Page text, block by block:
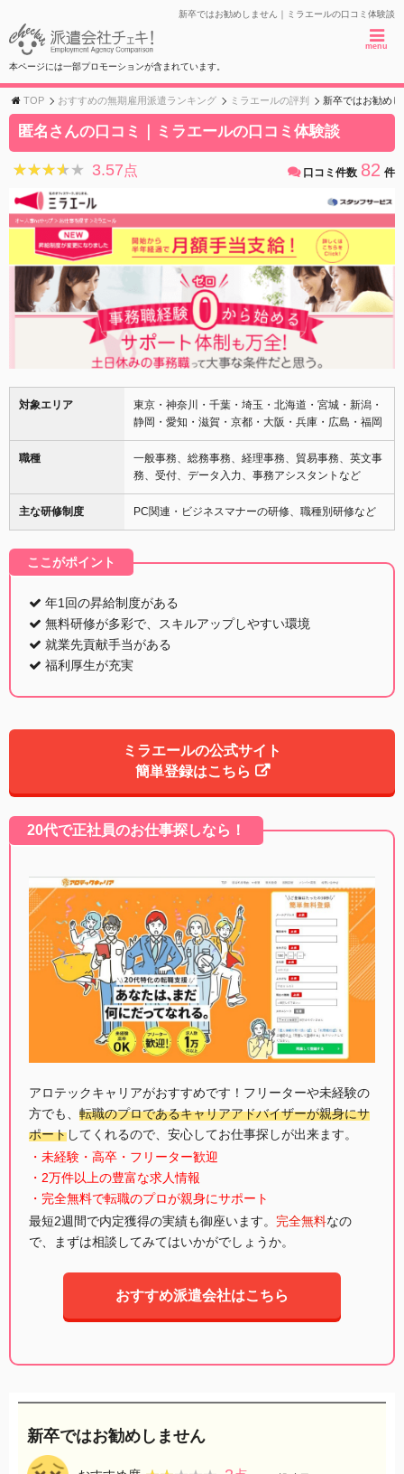
新卒ではお勧めしません｜ミラエールの口コミ体験談
menu
本ページには一部プロモーションが含まれています。
TOP おすすめの無期雇用派遣ランキング ミラエールの評判 新卒ではお勧め
匿名さんの口コミ｜ミラエールの口コミ体験談
★★★★★
★★★★★ 3.57点 口コミ件数 82 件
対象エリア
東京・神奈川・千葉・埼玉・北海道・宮城・新潟・
静岡・愛知・滋賀・京都・大阪・兵庫・広島・福岡
職種
一般事務、総務事務、経理事務、貿易事務、英文事
務、受付、データ入力、事務アシスタントなど
主な研修制度 PC関連・ビジネスマナーの研修、職種別研修など
ここがポイント
年1回の昇給制度がある
無料研修が多彩で、スキルアップしやすい環境
就業先貢献手当がある
福利厚生が充実
ミラエールの公式サイト
簡単登録はこちら
20代で正社員のお仕事探しなら！
アロテックキャリアがおすすめです！フリーターや未経験の
方でも、 転職のプロであるキャリアアドバイザーが親身にサ
ポートしてくれるので、安心してお仕事探しが出来ます。
・未経験・高卒・フリーター歓迎
・2万件以上の豊富な求人情報
・完全無料で転職のプロが親身にサポート
最短2週間で内定獲得の実績も御座います。 完全無料なの
で、まずは相談してみてはいかがでしょうか。
おすすめ派遣会社はこちら
新卒ではお勧めしません